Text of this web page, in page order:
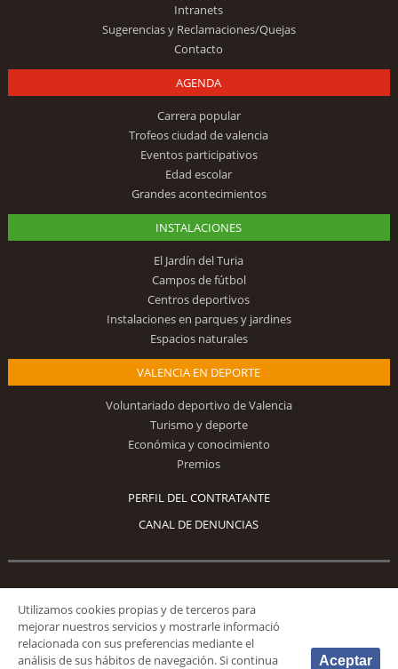
Intranets
Sugerencias y Reclamaciones/Quejas
Contacto
AGENDA
Carrera popular
Trofeos ciudad de valencia
Eventos participativos
Edad escolar
Grandes acontecimientos
INSTALACIONES
El Jardín del Turia
Campos de fútbol
Centros deportivos
Instalaciones en parques y jardines
Espacios naturales
VALENCIA EN DEPORTE
Voluntariado deportivo de Valencia
Turismo y deporte
Económica y conocimiento
Premios
PERFIL DEL CONTRATANTE
CANAL DE DENUNCIAS
Síguenos
Utilizamos cookies propias y de terceros para
mejorar nuestros servicios y mostrarle informació
relacionada con sus preferencias mediante el
análisis de sus hábitos de navegación. Si continua
Aceptar